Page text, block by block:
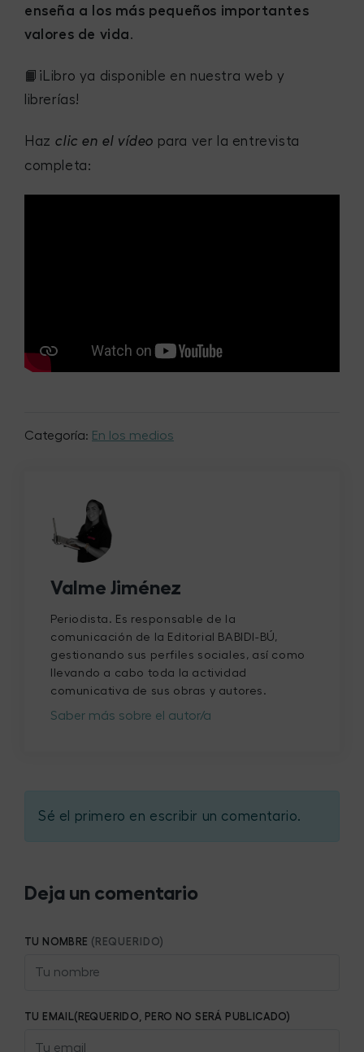
enseña a los más pequeños importantes
valores de vida.
📙¡Libro ya disponible en nuestra web y
librerías!
Haz clic en el vídeo para ver la entrevista
completa:
Categoría: En los medios
Valme Jiménez
Periodista. Es responsable de la
comunicación de la Editorial BABIDI-BÚ,
gestionando sus perfiles sociales, así como
llevando a cabo toda la actividad
comunicativa de sus obras y autores.
Saber más sobre el autor/a
Sé el primero en escribir un comentario.
Deja un comentario
TU NOMBRE (REQUERIDO)
TU EMAIL(REQUERIDO, PERO NO SERÁ PUBLICADO)